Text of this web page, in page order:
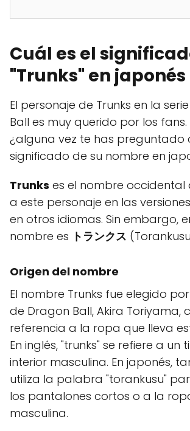
Cuál es el
"Trunks" en japonés
El personaje de Trunks en la
Ball es muy querido por los fans.
¿alguna vez te has preguntado
significado de su nombre en
Trunks es el nombre occidental
a este personaje en las
en otros idiomas. Sin embargo,
nombre es トランクス
Origen del nombre
El nombre Trunks fue elegido
de Dragon Ball, Akira Toriyama,
referencia a la ropa que lleva
En inglés, "trunks" se refiere a un
interior masculina. En japonés,
utiliza la palabra "torankusu"
los pantalones cortos o a la
masculina.